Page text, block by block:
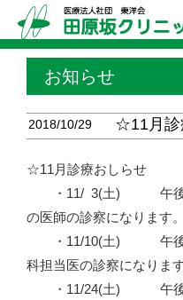
お知らせ
2018/10/29 ☆11月診
☆11月診療おしらせ
・11/ 3(土) 午後か
の医師の診察になります。
・11/10(土) 午後2：
科担当医の診察になります
・11/24(土) 午後2：